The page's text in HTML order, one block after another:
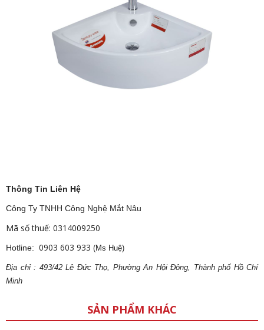
Thông Tin Liên Hệ
Công Ty TNHH Công Nghệ Mắt Nâu
Mã số thuế: 0314009250
Hotline: 0903 603 933 (Ms Huệ)
Địa chỉ : 493/42 Lê Đức Thọ, Phường An Hội Đông, Thành phố Hồ Chí
Minh
SẢN PHẨM KHÁC